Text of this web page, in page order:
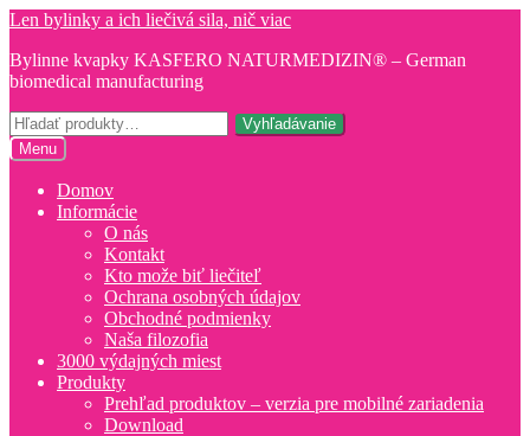
Preskočiť
navigáciu
Preskočiť
obsah
Len bylinky a ich liečivá sila, nič viac
Bylinne kvapky KASFERO NATURMEDIZIN® – German
biomedical manufacturing
Hľadať:
Vyhľadávanie
Menu
Domov
Informácie
O nás
Kontakt
Kto može biť liečiteľ
Ochrana osobných údajov
Obchodné podmienky
Naša filozofia
3000 výdajných miest
Produkty
Prehľad produktov – verzia pre mobilné zariadenia
Download